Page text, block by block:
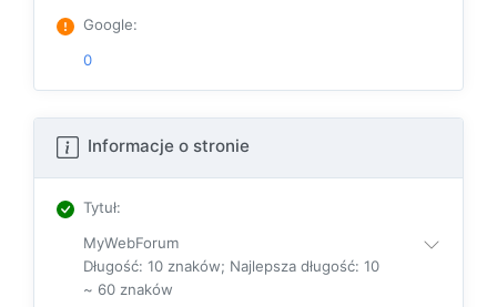
Google:
0
Informacje o stronie
Tytuł:
MyWebForum
Długość: 10 znaków; Najlepsza długość: 10
~ 60 znaków